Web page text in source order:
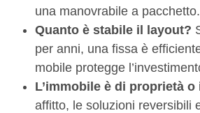
una manovrabile a pacchetto.
Quanto è stabile il layout?
per anni, una fissa è
mobile protegge
L’immobile è di proprietà
affitto, le soluzioni reversibili